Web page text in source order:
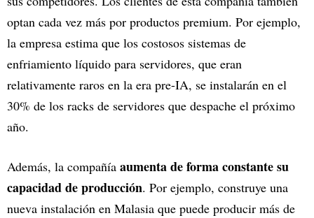
optan cada vez más por productos premium. Por ejemplo,
la empresa estima que los costosos sistemas de
enfriamiento líquido para servidores, que eran
relativamente raros en la era pre-IA, se instalarán en el
30% de los racks de servidores que despache el próximo
año.
Además, la compañía aumenta de forma constante su
capacidad de producción. Por ejemplo, construye una
nueva instalación en Malasia que puede producir más de